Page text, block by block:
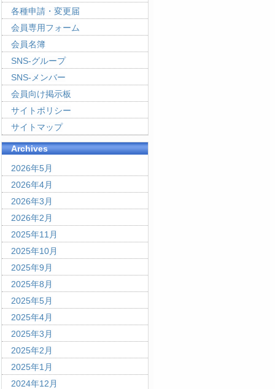
各種申請・変更届
会員専用フォーム
会員名簿
SNS-グループ
SNS-メンバー
会員向け掲示板
サイトポリシー
サイトマップ
Archives
2026年5月
2026年4月
2026年3月
2026年2月
2025年11月
2025年10月
2025年9月
2025年8月
2025年5月
2025年4月
2025年3月
2025年2月
2025年1月
2024年12月